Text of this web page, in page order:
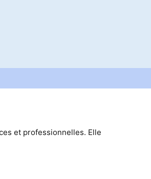
et professionnelles. Elle